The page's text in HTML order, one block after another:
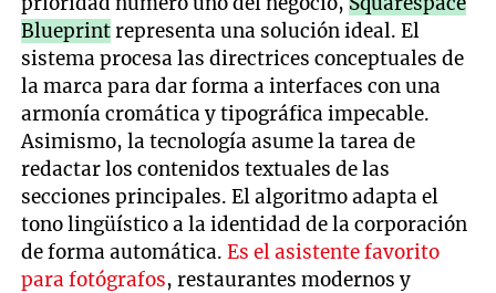
Blueprintrepresenta una solución ideal. El
sistema procesa las directrices conceptuales de
la marca para dar forma a interfaces con una
armonía cromática y tipográfica impecable.
Asimismo, la tecnología asume la tarea de
redactar los contenidos textuales de las
secciones principales. El algoritmo adapta el
tono lingüístico a la identidad de la corporación
de forma automática.Es el asistente favorito
para fotógrafos, restaurantes modernos y